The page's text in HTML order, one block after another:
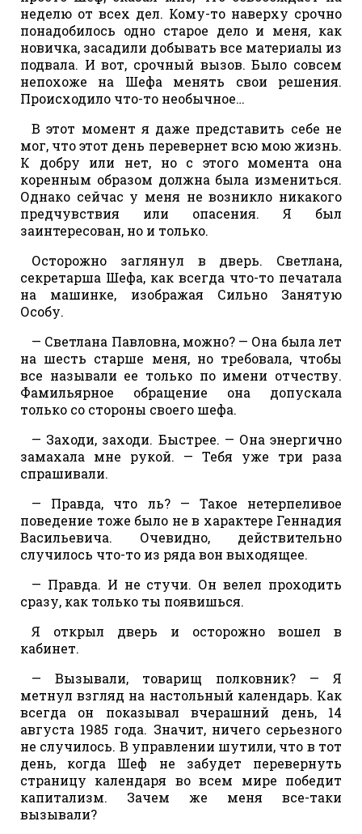
неделю от всех дел. Кому-то наверху срочно
понадобилось одно старое дело и меня, как
новичка, засадили добывать все материалы из
подвала. И вот, срочный вызов. Было совсем
непохоже на Шефа менять свои решения.
Происходило что-то необычное…
В этот момент я даже представить себе не
мог, что этот день перевернет всю мою жизнь.
К добру или нет, но с этого момента она
коренным образом должна была измениться.
Однако сейчас у меня не возникло никакого
предчувствия или опасения. Я был
заинтересован, но и только.
Осторожно заглянул в дверь. Светлана,
секретарша Шефа, как всегда что-то печатала
на машинке, изображая Сильно Занятую
Особу.
— Светлана Павловна, можно? — Она была лет
на шесть старше меня, но требовала, чтобы
все называли ее только по имени отчеству.
Фамильярное обращение она допускала
только со стороны своего шефа.
— Заходи, заходи. Быстрее. — Она энергично
замахала мне рукой. — Тебя уже три раза
спрашивали.
— Правда, что ль? — Такое нетерпеливое
поведение тоже было не в характере Геннадия
Васильевича. Очевидно, действительно
случилось что-то из ряда вон выходящее.
— Правда. И не стучи. Он велел проходить
сразу, как только ты появишься.
Я открыл дверь и осторожно вошел в
кабинет.
— Вызывали, товарищ полковник? — Я
метнул взгляд на настольный календарь. Как
всегда он показывал вчерашний день, 14
августа 1985 года. Значит, ничего серьезного
не случилось. В управлении шутили, что в тот
день, когда Шеф не забудет перевернуть
страницу календаря во всем мире победит
капитализм. Зачем же меня все-таки
вызывали?